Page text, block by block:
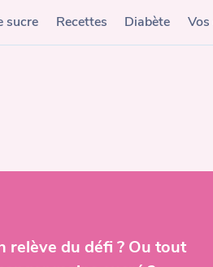
sucre Recettes Diabète Vos
relève du défi ? Ou tout